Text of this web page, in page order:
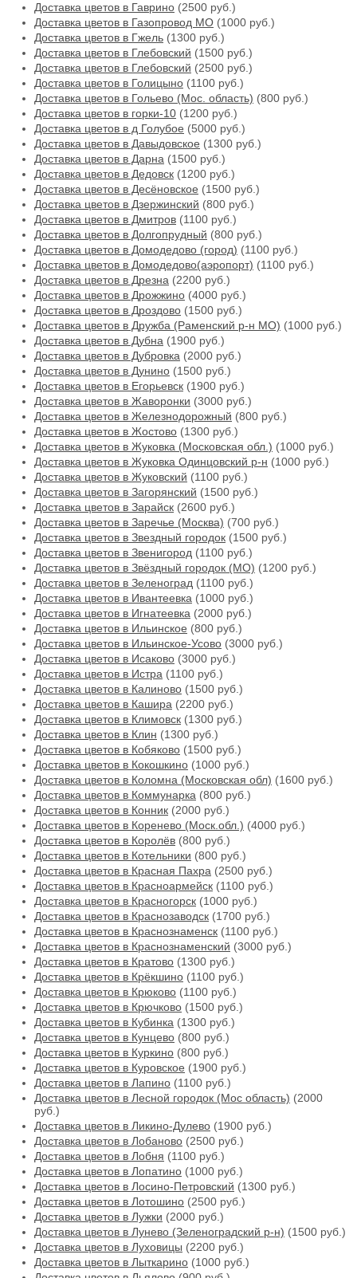
Доставка цветов в Гаврино (2500 руб.)
Доставка цветов в Газопровод МО (1000 руб.)
Доставка цветов в Гжель (1300 руб.)
Доставка цветов в Глебовский (1500 руб.)
Доставка цветов в Глебовский (2500 руб.)
Доставка цветов в Голицыно (1100 руб.)
Доставка цветов в Гольево (Мос. область) (800 руб.)
Доставка цветов в горки-10 (1200 руб.)
Доставка цветов в д Голубое (5000 руб.)
Доставка цветов в Давыдовское (1300 руб.)
Доставка цветов в Дарна (1500 руб.)
Доставка цветов в Дедовск (1200 руб.)
Доставка цветов в Десёновское (1500 руб.)
Доставка цветов в Дзержинский (800 руб.)
Доставка цветов в Дмитров (1100 руб.)
Доставка цветов в Долгопрудный (800 руб.)
Доставка цветов в Домодедово (город) (1100 руб.)
Доставка цветов в Домодедово(аэропорт) (1100 руб.)
Доставка цветов в Дрезна (2200 руб.)
Доставка цветов в Дрожжино (4000 руб.)
Доставка цветов в Дроздово (1500 руб.)
Доставка цветов в Дружба (Раменский р-н МО) (1000 руб.)
Доставка цветов в Дубна (1900 руб.)
Доставка цветов в Дубровка (2000 руб.)
Доставка цветов в Дунино (1500 руб.)
Доставка цветов в Егорьевск (1900 руб.)
Доставка цветов в Жаворонки (3000 руб.)
Доставка цветов в Железнодорожный (800 руб.)
Доставка цветов в Жостово (1300 руб.)
Доставка цветов в Жуковка (Московская обл.) (1000 руб.)
Доставка цветов в Жуковка Одинцовский р-н (1000 руб.)
Доставка цветов в Жуковский (1100 руб.)
Доставка цветов в Загорянский (1500 руб.)
Доставка цветов в Зарайск (2600 руб.)
Доставка цветов в Заречье (Москва) (700 руб.)
Доставка цветов в Звездный городок (1500 руб.)
Доставка цветов в Звенигород (1100 руб.)
Доставка цветов в Звёздный городок (МО) (1200 руб.)
Доставка цветов в Зеленоград (1100 руб.)
Доставка цветов в Ивантеевка (1000 руб.)
Доставка цветов в Игнатеевка (2000 руб.)
Доставка цветов в Ильинское (800 руб.)
Доставка цветов в Ильинское-Усово (3000 руб.)
Доставка цветов в Исаково (3000 руб.)
Доставка цветов в Истра (1100 руб.)
Доставка цветов в Калиново (1500 руб.)
Доставка цветов в Кашира (2200 руб.)
Доставка цветов в Климовск (1300 руб.)
Доставка цветов в Клин (1300 руб.)
Доставка цветов в Кобяково (1500 руб.)
Доставка цветов в Кокошкино (1000 руб.)
Доставка цветов в Коломна (Московская обл) (1600 руб.)
Доставка цветов в Коммунарка (800 руб.)
Доставка цветов в Конник (2000 руб.)
Доставка цветов в Коренево (Моск.обл.) (4000 руб.)
Доставка цветов в Королёв (800 руб.)
Доставка цветов в Котельники (800 руб.)
Доставка цветов в Красная Пахра (2500 руб.)
Доставка цветов в Красноармейск (1100 руб.)
Доставка цветов в Красногорск (1000 руб.)
Доставка цветов в Краснозаводск (1700 руб.)
Доставка цветов в Краснознаменск (1100 руб.)
Доставка цветов в Краснознаменский (3000 руб.)
Доставка цветов в Кратово (1300 руб.)
Доставка цветов в Крёкшино (1100 руб.)
Доставка цветов в Крюково (1100 руб.)
Доставка цветов в Крючково (1500 руб.)
Доставка цветов в Кубинка (1300 руб.)
Доставка цветов в Кунцево (800 руб.)
Доставка цветов в Куркино (800 руб.)
Доставка цветов в Куровское (1900 руб.)
Доставка цветов в Лапино (1100 руб.)
Доставка цветов в Лесной городок (Мос область) (2000
руб.)
Доставка цветов в Ликино-Дулево (1900 руб.)
Доставка цветов в Лобаново (2500 руб.)
Доставка цветов в Лобня (1100 руб.)
Доставка цветов в Лопатино (1000 руб.)
Доставка цветов в Лосино-Петровский (1300 руб.)
Доставка цветов в Лотошино (2500 руб.)
Доставка цветов в Лужки (2000 руб.)
Доставка цветов в Лунево (Зеленоградский р-н) (1500 руб.)
Доставка цветов в Луховицы (2200 руб.)
Доставка цветов в Лыткарино (1000 руб.)